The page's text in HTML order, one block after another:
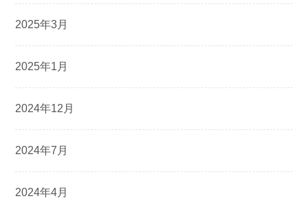
2025年3月
2025年1月
2024年12月
2024年7月
2024年4月